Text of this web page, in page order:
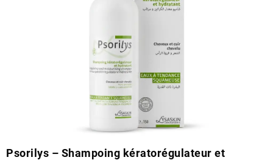
Psorilys – Shampoing kératorégulateur et